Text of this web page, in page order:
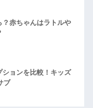
赤ちゃんはラトルや
ョンを比較！キッズ
ブ